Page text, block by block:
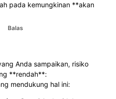
pada kemungkinan **akan
Balas
Anda sampaikan, risiko
**rendah**:
mendukung hal ini: